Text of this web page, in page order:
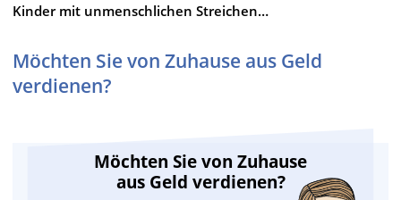
Kinder mit unmenschlichen Streichen…
Möchten Sie von Zuhause aus Geld
verdienen?
Möchten Sie von Zuhause
aus Geld verdienen?